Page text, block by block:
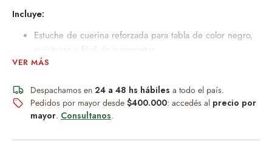
Incluye:
Estuche de cuerina reforzada para tabla de color negro,
resistente y fácil de transportar.
Plato de madera de pino 43cm x 20cm.
Cuatro copetines de punta de acero.
VER MÁS
Despachamos en 24 a 48 hs hábiles a todo el país.
Pedidos por mayor desde $400.000: accedés al precio por
mayor. Consultanos.